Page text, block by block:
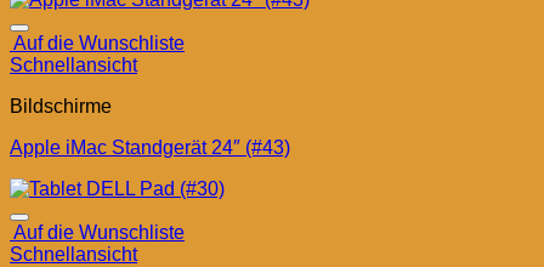
Auf die Wunschliste
Schnellansicht
Bildschirme
Apple iMac Standgerät 24″ (#43)
Auf die Wunschliste
Schnellansicht